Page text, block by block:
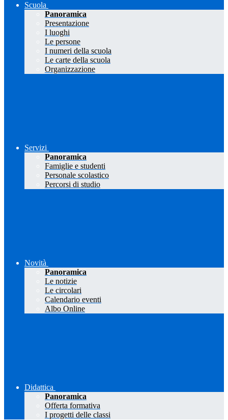
Scuola
Panoramica
Presentazione
I luoghi
Le persone
I numeri della scuola
Le carte della scuola
Organizzazione
Servizi
Panoramica
Famiglie e studenti
Personale scolastico
Percorsi di studio
Novità
Panoramica
Le notizie
Le circolari
Calendario eventi
Albo Online
Didattica
Panoramica
Offerta formativa
I progetti delle classi